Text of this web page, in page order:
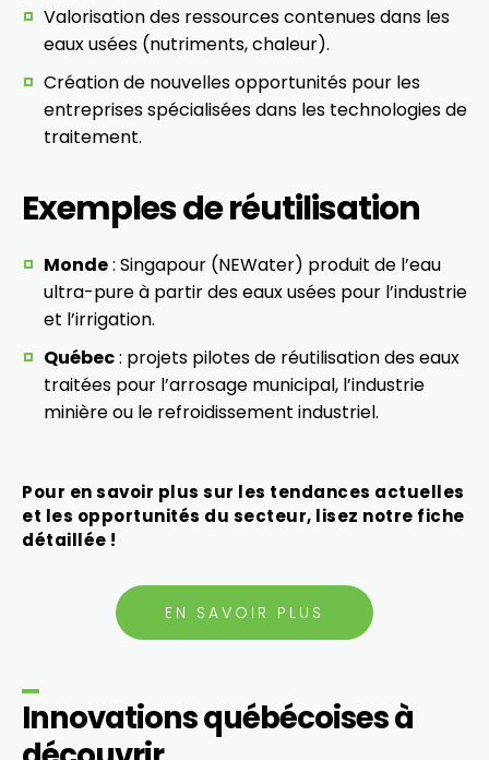
Valorisation des ressources contenues dans les
eaux usées (nutriments, chaleur).
Création de nouvelles opportunités pour les
entreprises spécialisées dans les technologies de
traitement.
Exemples de réutilisation
Monde: Singapour (NEWater) produit de l’eau
ultra-pure à partir des eaux usées pour l’industrie
et l’irrigation.
Québec: projets pilotes de réutilisation des eaux
traitées pour l’arrosage municipal, l’industrie
minière ou le refroidissement industriel.
Pour en savoir plus sur les tendances actuelles
et les opportunités du secteur, lisez notre fiche
détaillée !
EN SAVOIR PLUS
Innovations québécoises à